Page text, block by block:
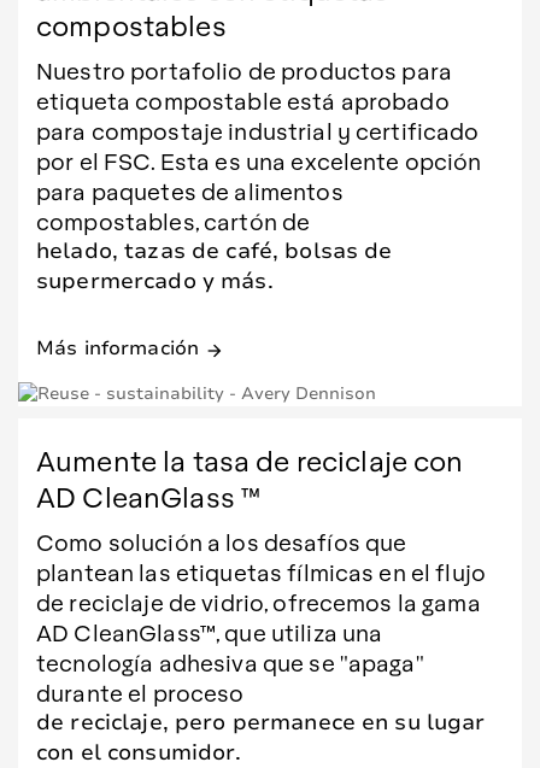
compostables
Nuestro portafolio de productos para
etiqueta compostable está aprobado
para compostaje industrial y certificado
por el FSC. Esta es una excelente opción
para paquetes de alimentos
compostables, cartón de
helado, tazas de café, bolsas de
supermercado y más.
Más información arrow_forward
Aumente la tasa de reciclaje con
AD CleanGlass ™
Como solución a los desafíos que
plantean las etiquetas fílmicas en el flujo
de reciclaje de vidrio, ofrecemos la gama
AD CleanGlass™, que utiliza una
tecnología adhesiva que se "apaga"
durante el proceso
de reciclaje, pero permanece en su lugar
con el consumidor.